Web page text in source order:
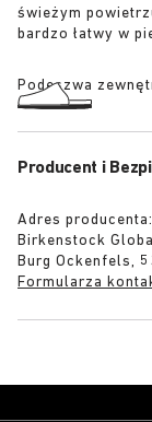
świeżym
bardzo łatwy w
Podeszwa
Producent i
Adres producenta:
Birkenstock
Burg Ockenfels,
Formularza